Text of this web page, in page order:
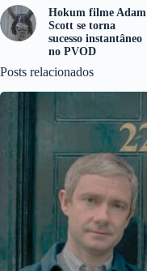
Hokum filme Adam
Scott se torna
sucesso instantâneo
no PVOD
Posts relacionados